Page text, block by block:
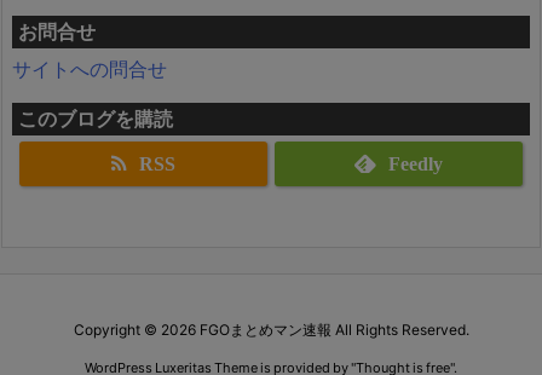
お問合せ
サイトへの問合せ
このブログを購読
RSS Feedly
Copyright © 2026 FGOまとめマン速報 All Rights Reserved.
WordPress Luxeritas Theme is provided by "Thought is free".